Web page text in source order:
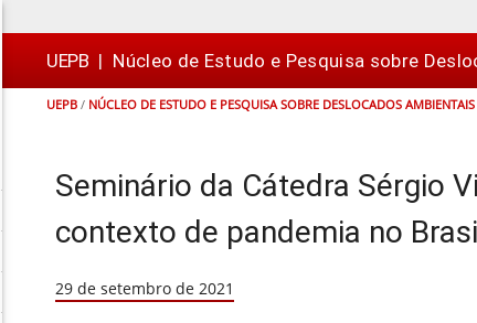
UEPB | Núcleo de Estudo e Pesquisa sobre
UEPB / NÚCLEO DE ESTUDO E PESQUISA SOBRE DESLOCADOS AMBIENTAIS
Seminário da Cátedra Sérgio
contexto de pandemia no
29 de setembro de 2021